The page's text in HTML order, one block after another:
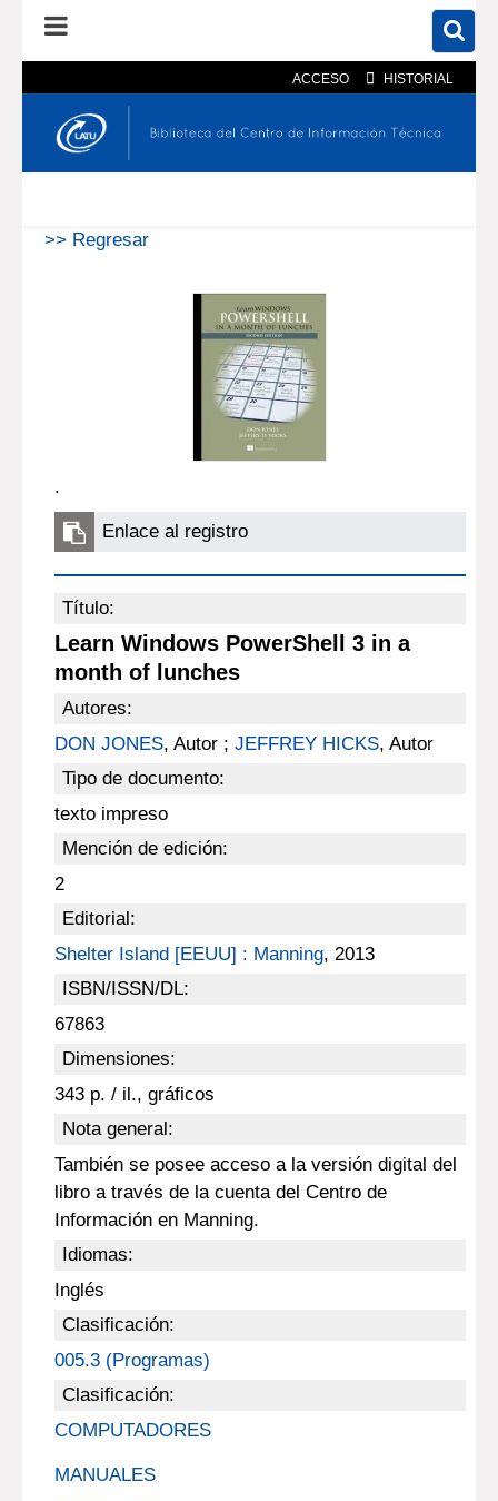
ACCESO HISTORIAL
En el catálogo En el sitio
>> Regresar
.
Enlace al registro
Título:
Learn Windows PowerShell 3 in a
month of lunches
Autores:
DON JONES, Autor ; JEFFREY HICKS, Autor
Tipo de documento:
texto impreso
Mención de edición:
2
Editorial:
Shelter Island [EEUU] : Manning, 2013
ISBN/ISSN/DL:
67863
Dimensiones:
343 p. / il., gráficos
Nota general:
También se posee acceso a la versión digital del
libro a través de la cuenta del Centro de
Información en Manning.
Idiomas:
Inglés
Clasificación:
005.3 (Programas)
Clasificación:
COMPUTADORES
MANUALES